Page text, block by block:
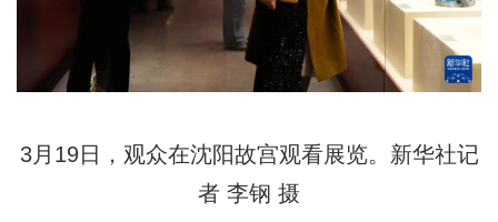
3月19日，观众在沈阳故宫观看展览。新华社记
者 李钢 摄